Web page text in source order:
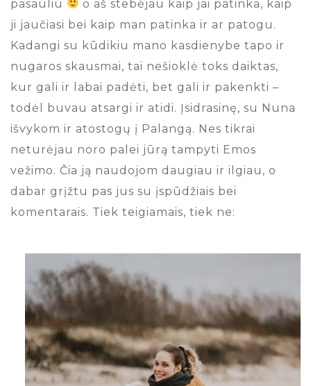
pasauliu
o aš stebėjau kaip jai patinka, kaip
ji jaučiasi bei kaip man patinka ir ar patogu.
Kadangi su kūdikiu mano kasdienybe tapo ir
nugaros skausmai, tai nešioklė toks daiktas,
kur gali ir labai padėti, bet gali ir pakenkti –
todėl buvau atsargi ir atidi. Įsidrasinę, su Nuna
išvykom ir atostogų į Palangą. Nes tikrai
neturėjau noro palei jūrą tampyti Emos
vežimo. Čia ją naudojom daugiau ir ilgiau, o
dabar grįžtu pas jus su įspūdžiais bei
komentarais. Tiek teigiamais, tiek ne: